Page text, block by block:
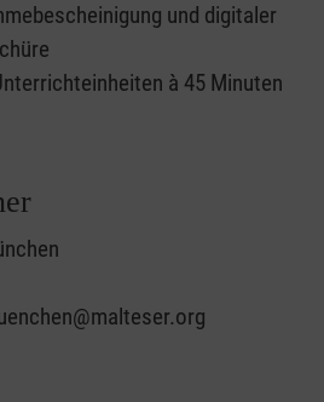
und digitaler
à 45 Minuten